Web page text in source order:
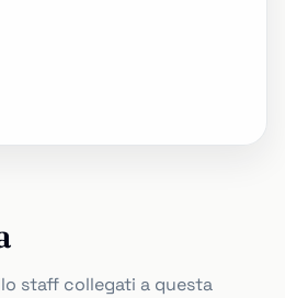
staff collegati a questa